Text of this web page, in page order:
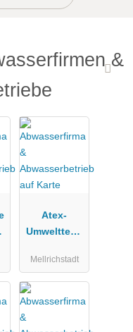
&
Atex-
Umwelttech
Co. KG
Mellrichstadt